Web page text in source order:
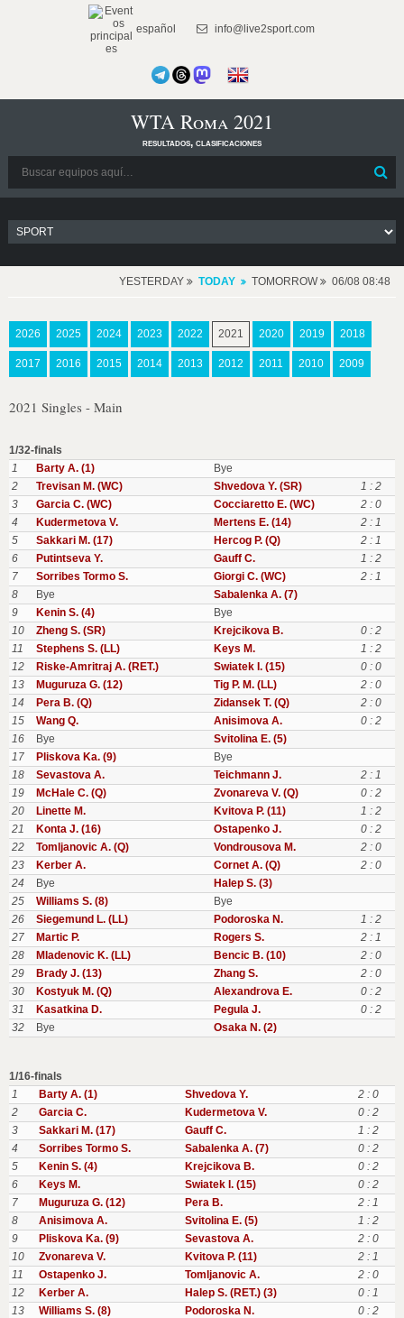
español info@live2sport.com
WTA Roma 2021
resultados, clasificaciones
YESTERDAY TODAY TOMORROW 06/08 08:48
2026 2025 2024 2023 2022 2021 2020 2019 2018
2017 2016 2015 2014 2013 2012 2011 2010 2009
2021 Singles - Main
1/32-finals
1
Barty A. (1)
Bye
2
Trevisan M. (WC) Shvedova Y. (SR)
1 : 2
3
Garcia C. (WC) Cocciaretto E. (WC)
2 : 0
4
Kudermetova V. Mertens E. (14)
2 : 1
5
Sakkari M. (17) Hercog P. (Q)
2 : 1
6
Putintseva Y. Gauff C.
1 : 2
7
Sorribes Tormo S. Giorgi C. (WC)
2 : 1
8
Bye
Sabalenka A. (7)
9
Kenin S. (4)
Bye
10
Zheng S. (SR) Krejcikova B.
0 : 2
11
Stephens S. (LL) Keys M.
1 : 2
12
Riske-Amritraj A. (RET.) Swiatek I. (15)
0 : 0
13
Muguruza G. (12) Tig P. M. (LL)
2 : 0
14
Pera B. (Q) Zidansek T. (Q)
2 : 0
15
Wang Q. Anisimova A.
0 : 2
16
Bye
Svitolina E. (5)
17
Pliskova Ka. (9)
Bye
18
Sevastova A. Teichmann J.
2 : 1
19
McHale C. (Q) Zvonareva V. (Q)
0 : 2
20
Linette M. Kvitova P. (11)
1 : 2
21
Konta J. (16) Ostapenko J.
0 : 2
22
Tomljanovic A. (Q) Vondrousova M.
2 : 0
23
Kerber A. Cornet A. (Q)
2 : 0
24
Bye
Halep S. (3)
25
Williams S. (8)
Bye
26
Siegemund L. (LL) Podoroska N.
1 : 2
27
Martic P. Rogers S.
2 : 1
28
Mladenovic K. (LL) Bencic B. (10)
2 : 0
29
Brady J. (13) Zhang S.
2 : 0
30
Kostyuk M. (Q) Alexandrova E.
0 : 2
31
Kasatkina D. Pegula J.
0 : 2
32
Bye Osaka N. (2)
1/16-finals
1
Barty A. (1) Shvedova Y.
2 : 0
2
Garcia C. Kudermetova V.
0 : 2
3
Sakkari M. (17) Gauff C.
1 : 2
4
Sorribes Tormo S. Sabalenka A. (7)
0 : 2
5
Kenin S. (4) Krejcikova B.
0 : 2
6
Keys M. Swiatek I. (15)
0 : 2
7
Muguruza G. (12) Pera B.
2 : 1
8
Anisimova A. Svitolina E. (5)
1 : 2
9
Pliskova Ka. (9) Sevastova A.
2 : 0
10
Zvonareva V. Kvitova P. (11)
2 : 1
11
Ostapenko J. Tomljanovic A.
2 : 0
12
Kerber A. Halep S. (RET.) (3)
0 : 1
13
Williams S. (8) Podoroska N.
0 : 2